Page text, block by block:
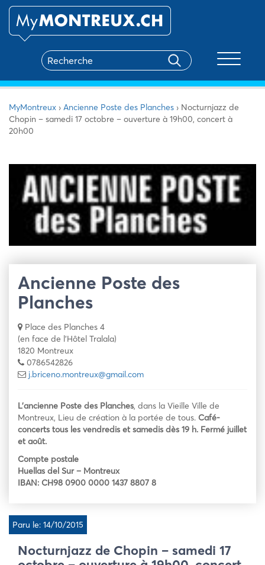
MyMontreux › Ancienne Poste des Planches › Nocturnjazz de
Chopin – samedi 17 octobre – ouverture à 19h00, concert à
20h00
Ancienne Poste des
Planches
Place des Planches 4
(en face de l'Hôtel Tralala)
1820 Montreux
0786542826
j.briceno.montreux@gmail.com
L’ancienne Poste des Planches, dans la Vieille Ville de
Montreux, Lieu de création à la portée de tous. Café-
concerts tous les vendredis et samedis dès 19 h. Fermé juillet
et août.
Compte postale
Huellas del Sur – Montreux
IBAN: CH98 0900 0000 1437 8807 8
Paru le: 14/10/2015
Nocturnjazz de Chopin – samedi 17